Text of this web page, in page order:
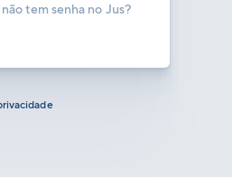
tem senha no Jus?